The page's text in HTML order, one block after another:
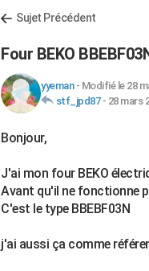
Sujet Précédent
Four BEKO
yyeman- Modifié le 28
stf_jpd87- 28 mars
Bonjour,
J'ai mon four BEKO
Avant qu'il ne fonctionne
C'est le type BBEBF03N
j'ai aussi ça comme